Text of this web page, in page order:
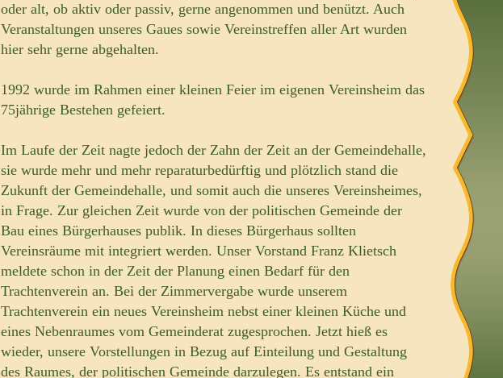
oder alt, ob aktiv oder passiv, gerne angenommen und benützt. Auch
Veranstaltungen unseres Gaues sowie Vereinstreffen aller Art wurden
hier sehr gerne abgehalten.
1992 wurde im Rahmen einer kleinen Feier im eigenen Vereinsheim das
75jährige Bestehen gefeiert.
Im Laufe der Zeit nagte jedoch der Zahn der Zeit an der Gemeindehalle,
sie wurde mehr und mehr reparaturbedürftig und plötzlich stand die
Zukunft der Gemeindehalle, und somit auch die unseres Vereinsheimes,
in Frage. Zur gleichen Zeit wurde von der politischen Gemeinde der
Bau eines Bürgerhauses publik. In dieses Bürgerhaus sollten
Vereinsräume mit integriert werden. Unser Vorstand Franz Klietsch
meldete schon in der Zeit der Planung einen Bedarf für den
Trachtenverein an. Bei der Zimmervergabe wurde unserem
Trachtenverein ein neues Vereinsheim nebst einer kleinen Küche und
eines Nebenraumes vom Gemeinderat zugesprochen. Jetzt hieß es
wieder, unsere Vorstellungen in Bezug auf Einteilung und Gestaltung
des Raumes, der politischen Gemeinde darzulegen. Es entstand ein